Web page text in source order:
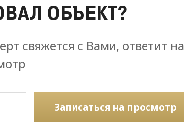
ОБЪЕКТ?
свяжется с Вами, ответит на
Записаться на просмотр